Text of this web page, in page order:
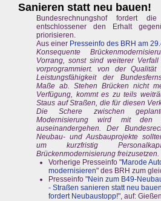
Sanieren statt neu bauen!
Bundesrechnungshof fordert
entschlossener den Erhalt
priorisieren.
Aus einer Presseinfo des BRH am
Konsequente
Vorrang, sonst sind weiterer
vorprogrammiert. von der
Leistungsfähigkeit der
Maße ab. Stehen Brücken nicht
Verfügung, kommt es zu teils
Staus auf Straßen, die für diesen
Die Schere zwischen
Modernisierung wird mit den
auseinandergehen. Der
Neubau- und Ausbauprojekte
um kurzfristig
Brückenmodernisierung freizusetzen.
Vorherige Presseinfo "Marode
modernisieren" des BRH zum
Presseinfo "Nein zum B49-
- Straßen sanieren statt neu
fordert Neubaustopp!", auf: